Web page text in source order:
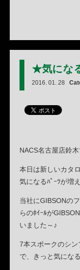
★気にな
2016. 01. 28
NACS名古屋店鈴木
本日は新しいカタ
気になるﾊﾟｰﾂが増
当社にGIBSONの
らのﾎｲｰﾙが
いました～♪
7本スポークのシ
で、きっと気にな